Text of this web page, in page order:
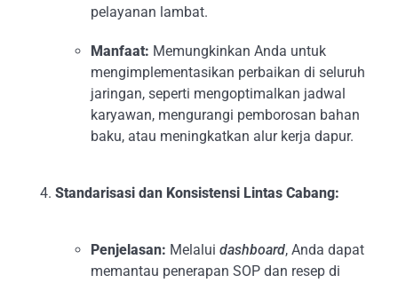
pelayanan lambat.
Manfaat: Memungkinkan Anda untuk
mengimplementasikan perbaikan di seluruh
jaringan, seperti mengoptimalkan jadwal
karyawan, mengurangi pemborosan bahan
baku, atau meningkatkan alur kerja dapur.
Standarisasi dan Konsistensi Lintas Cabang:
Penjelasan: Melaluidashboard, Anda dapat
memantau penerapan SOP dan resep di